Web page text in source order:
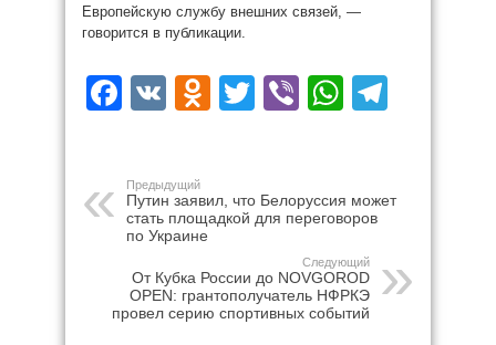
Европейскую службу внешних связей, —
говорится в публикации.
Facebook
VK Odnoklassniki
Twitter
Viber
Предыдущий
Путин заявил, что Белоруссия может
стать площадкой для переговоров
по Украине
Следующий
От Кубка России до NOVGOROD
OPEN: грантополучатель НФРКЭ
провел серию спортивных событий